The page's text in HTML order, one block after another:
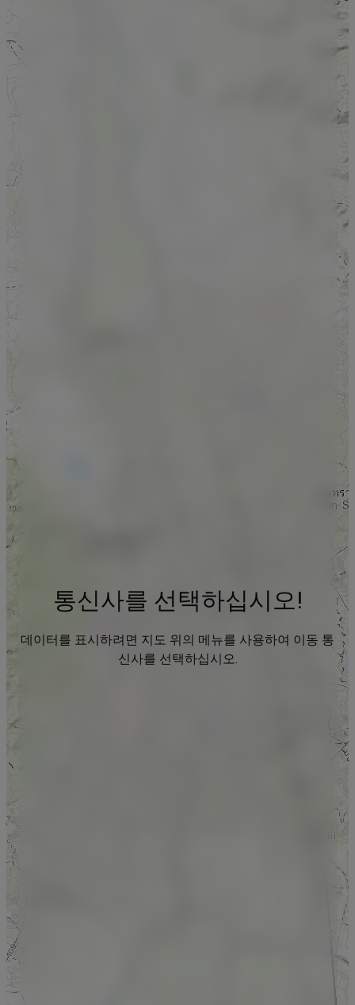
통신사를 선택하십시오!
데이터를 표시하려면 지도 위의 메뉴를 사용하여 이동 통
신사를 선택하십시오.